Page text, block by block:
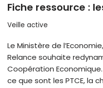
Fiche ressource :
Veille active
Le Ministère de
Relance souhaite
Coopération
ce que sont les PTCE, la